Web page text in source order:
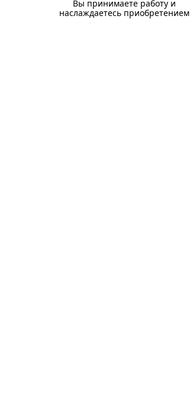
Вы принимаете работу и
наслаждаетесь приобретением